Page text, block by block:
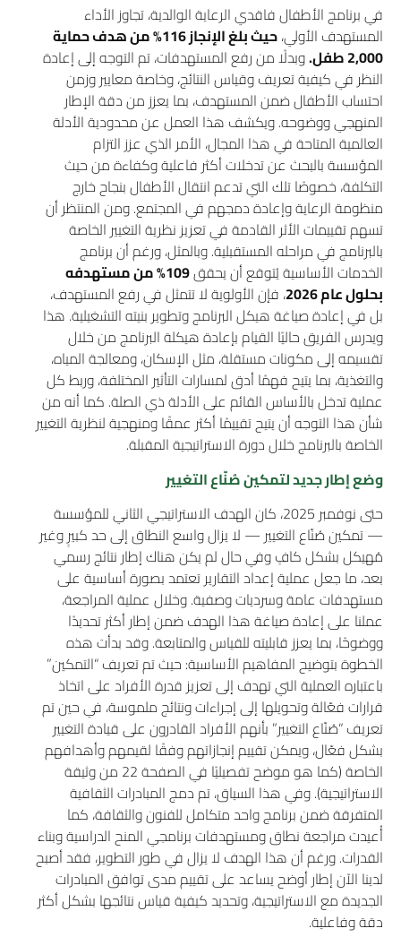
في برنامج الأطفال فاقدي الرعاية الوالدية، تجاوز الأداء
المستهدف الأولي،
حيث بلغ الإنجاز 116% من هدف حماية
2,000 طفل.
وبدلًا من رفع المستهدفات، تم التوجه إلى إعادة
النظر في كيفية تعريف وقياس النتائج، وخاصة معايير وزمن
احتساب الأطفال ضمن المستهدف، بما يعزز من دقة الإطار
المنهجي ووضوحه. ويكشف هذا العمل عن محدودية الأدلة
العالمية المتاحة في هذا المجال، الأمر الذي عزز التزام
المؤسسة بالبحث عن تدخلات أكثر فاعلية وكفاءة من حيث
التكلفة، خصوصًا تلك التي تدعم انتقال الأطفال بنجاح خارج
منظومة الرعاية وإعادة دمجهم في المجتمع. ومن المنتظر أن
تسهم تقييمات الأثر القادمة في تعزيز نظرية التغيير الخاصة
بالبرنامج في مراحله المستقبلية. وبالمثل، ورغم أن برنامج
الخدمات الأساسية يُتوقع أن يحقق
109% من مستهدفه
بحلول عام 2026
، فإن الأولوية لا تتمثل في رفع المستهدف،
بل في إعادة صياغة هيكل البرنامج وتطوير بنيته التشغيلية. هذا
ويدرس الفريق حاليًا القيام بإعادة هيكلة البرنامج من خلال
تقسيمه إلى مكونات مستقلة، مثل الإسكان، ومعالجة المياه،
والتغذية، بما يتيح فهمًا أدق لمسارات التأثير المختلفة، وربط كل
عملية تدخل بالأساس القائم على الأدلة ذي الصلة. كما أنه من
شأن هذا التوجه أن يتيح تقييمًا أكثر عمقًا ومنهجية لنظرية التغيير
الخاصة بالبرنامج خلال دورة الاستراتيجية المقبلة.
وضع إطار جديد لتمكين صُنّاع التغيير
حتى نوفمبر 2025، كان الهدف الاستراتيجي الثاني للمؤسسة
— تمكين صُنّاع التغيير — لا يزال واسع النطاق إلى حد كبيرٍ وغير
مُهيكل بشكل كافٍ وفي حال لم يكن هناك إطار نتائج رسمي
بعد، ما جعل عملية إعداد التقارير تعتمد بصورة أساسية على
مستهدفات عامة وسرديات وصفية. وخلال عملية المراجعة،
عملنا على إعادة صياغة هذا الهدف ضمن إطار أكثر تحديدًا
ووضوحًا، بما يعزز قابليته للقياس والمتابعة. وقد بدأت هذه
الخطوة بتوضيح المفاهيم الأساسية: حيث تم تعريف “التمكين”
باعتباره العملية التي تهدف إلى تعزيز قدرة الأفراد على اتخاذ
قرارات فعّالة وتحويلها إلى إجراءات ونتائج ملموسة، في حين تم
تعريف “صُنّاع التغيير” بأنهم الأفراد القادرون على قيادة التغيير
بشكل فعّال، ويمكن تقييم إنجازاتهم وفقًا لقيمهم وأهدافهم
الخاصة (كما هو موضح تفصيليًا في الصفحة 22 من وثيقة
الاستراتيجية). وفي هذا السياق، تم دمج المبادرات الثقافية
المتفرقة ضمن برنامج واحد متكامل للفنون والثقافة، كما
أُعيدت مراجعة نطاق ومستهدفات برنامجي المنح الدراسية وبناء
القدرات. ورغم أن هذا الهدف لا يزال في طور التطوير، فقد أصبح
لدينا الآن إطار أوضح يساعد على تقييم مدى توافق المبادرات
الجديدة مع الاستراتيجية، وتحديد كيفية قياس نتائجها بشكل أكثر
دقة وفاعلية.